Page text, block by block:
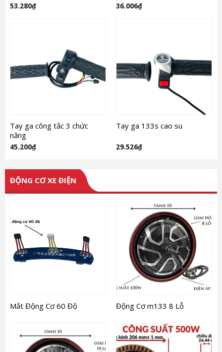
53.280₫ 36.006₫
Tay ga công tắc 3 chức
năng
45.200₫
Tay ga 133s cao su
29.526₫
ĐỘNG CƠ XE ĐIỆN
Mắt Động Cơ 60 Độ Động Cơ m133 8 Lỗ